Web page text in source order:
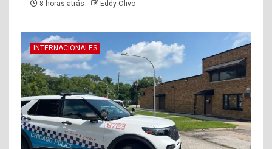
8 horas atrás Eddy Olivo
INTERNACIONALES